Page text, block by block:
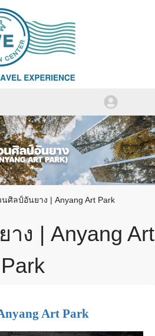
นศิลป์อันยาง | Anyang Art Park
ง | Anyang Art
Park
Art Park